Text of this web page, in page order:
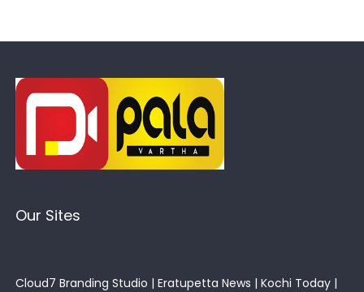
Our Sites
Cloud7 Branding Studio | Eratupetta News | Kochi Today |